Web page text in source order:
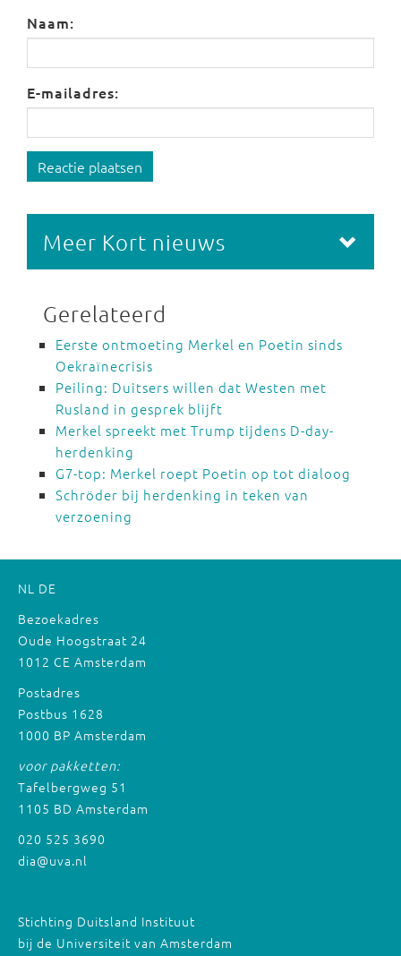
Naam:
E-mailadres:
Reactie plaatsen
Meer Kort nieuws
Gerelateerd
Eerste ontmoeting Merkel en Poetin sinds
Oekraïnecrisis
Peiling: Duitsers willen dat Westen met
Rusland in gesprek blijft
Merkel spreekt met Trump tijdens D-day-
herdenking
G7-top: Merkel roept Poetin op tot dialoog
Schröder bij herdenking in teken van
verzoening
NL DE
Bezoekadres
Oude Hoogstraat 24
1012 CE Amsterdam
Postadres
Postbus 1628
1000 BP Amsterdam
voor pakketten:
Tafelbergweg 51
1105 BD Amsterdam
020 525 3690
dia@uva.nl
Stichting Duitsland Instituut
bij de Universiteit van Amsterdam